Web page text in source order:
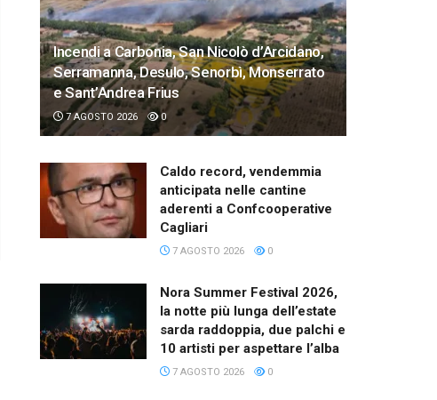
Incendi a Carbonia, San Nicolò d’Arcidano,
Serramanna, Desulo, Senorbì, Monserrato
e Sant’Andrea Frius
7 AGOSTO 2026 0
Caldo record, vendemmia
anticipata nelle cantine
aderenti a Confcooperative
Cagliari
7 AGOSTO 2026 0
Nora Summer Festival 2026,
la notte più lunga dell’estate
sarda raddoppia, due palchi e
10 artisti per aspettare l’alba
7 AGOSTO 2026 0